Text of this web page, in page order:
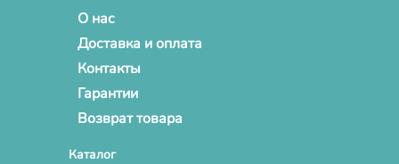
О нас
Доставка и оплата
Контакты
Гарантии
Возврат товара
Каталог